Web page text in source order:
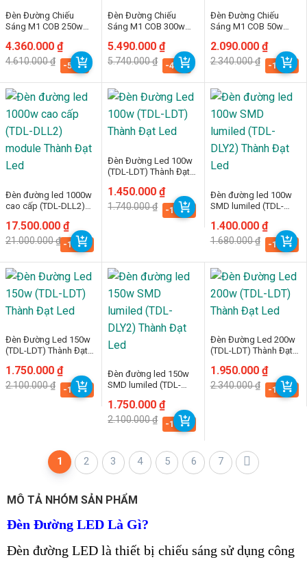
Đèn Đường Chiếu
Sáng M1 COB 250w
4.610.000₫
Giá
gốc
là:
4.360.000 ₫
Giá
hiện
tại
4.360.000 ₫.
-5.4%
Đèn Đường Chiếu
Sáng M1 COB 300w
5.740.000₫
Giá
gốc
là:
5.490.000₫
Giá
hiện
tại
5.490.000 ₫.
-4.4%
Đèn Đường Chiếu
Sáng M1 COB 50w
2.340.000₫
Giá
gốc
là:
2.090.000 ₫
Giá
hiện
tại
2.090.000 ₫.
-10.7%
Đèn đường led 1000w
cao cấp (TDL-DLL2)
21.000.000₫
Giá
gốc
là:
21.000.000 ₫.
17.500.000 ₫
Giá
hiện
tại
17.500.000 ₫.
-16.7%
Đèn Đường Led 100w
(TDL-LDT) Thành Đạt
1.740.000₫
Giá
gốc
là:
1.450.000₫
Giá
hiện
tại
-16.7%
Đèn đường led 100w
SMD lumiled (TDL-
1.680.000₫
Giá
gốc
là:
1.400.000 ₫
Giá
hiện
tại
1.400.000 ₫.
-16.7%
Đèn Đường Led 150w
(TDL-LDT) Thành Đạt
2.100.000₫
Giá
gốc
là:
1.750.000 ₫
Giá
hiện
tại
-16.7%
Đèn đường led 150w
SMD lumiled (TDL-
2.100.000₫
Giá
gốc
là:
1.750.000₫
Giá
hiện
tại
-16.7%
Đèn Đường Led 200w
(TDL-LDT) Thành Đạt
2.340.000₫
Giá
gốc
là:
1.950.000 ₫
Giá
hiện
tại
-16.7%
1 2 3 4 5 6 7
MÔ TẢ NHÓM SẢN PHẨM
Đèn Đường LED Là Gì?
Đèn đường LED là thiết bị chiếu sáng sử dụng công